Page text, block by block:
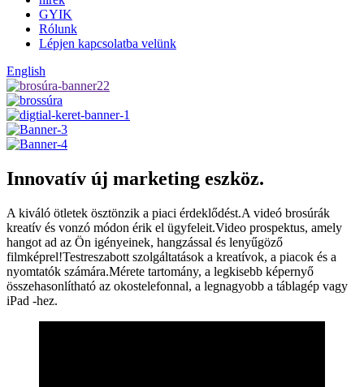
GYIK
Rólunk
Lépjen kapcsolatba velünk
English
Innovatív új marketing eszköz.
A kiváló ötletek ösztönzik a piaci érdeklődést.A videó brosúrák
kreatív és vonzó módon érik el ügyfeleit.Video prospektus, amely
hangot ad az Ön igényeinek, hangzással és lenyűgöző
filmképrel!Testreszabott szolgáltatások a kreatívok, a piacok és a
nyomtatók számára.Mérete tartomány, a legkisebb képernyő
összehasonlítható az okostelefonnal, a legnagyobb a táblagép vagy
iPad -hez.